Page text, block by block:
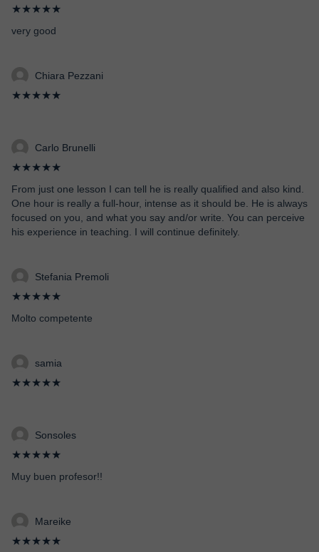
★★★★★
very good
Chiara Pezzani
★★★★★
Carlo Brunelli
★★★★★
From just one lesson I can tell he is really qualified and also kind.
One hour is really a full-hour, intense as it should be. He is always
focused on you, and what you say and/or write. You can perceive
his experience in teaching. I will continue definitely.
Stefania Premoli
★★★★★
Molto competente
samia
★★★★★
Sonsoles
★★★★★
Muy buen profesor!!
Mareike
★★★★★